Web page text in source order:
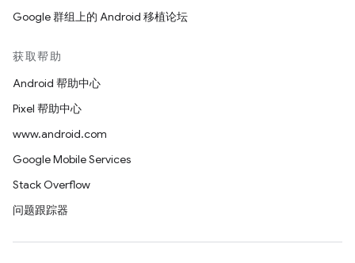
Google 群组上的 Android 移植论坛
获取帮助
Android 帮助中心
Pixel 帮助中心
www.android.com
Google Mobile Services
Stack Overflow
问题跟踪器